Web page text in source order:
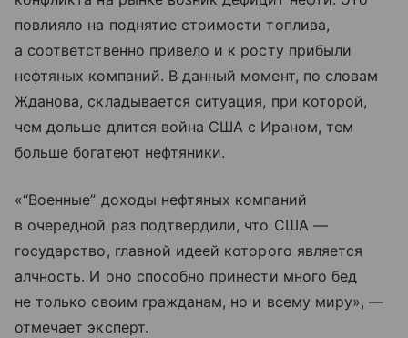
повлияло на поднятие стоимости топлива,
а соответственно привело и к росту прибыли
нефтяных компаний. В данный момент, по словам
Жданова, складывается ситуация, при которой,
чем дольше длится война США с Ираном, тем
больше богатеют нефтяники.
«“Военные” доходы нефтяных компаний
в очередной раз подтвердили, что США —
государство, главной идеей которого является
алчность. И оно способно принести много бед
не только своим гражданам, но и всему миру», —
отмечает эксперт.